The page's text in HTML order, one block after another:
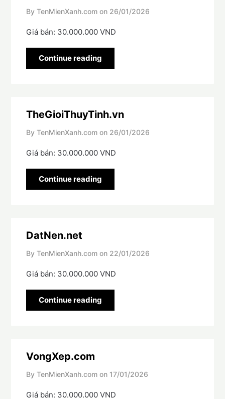
By TenMienXanh.com on 26/01/2026
Giá bán: 30.000.000 VND
Continue reading
TheGioiThuyTinh.vn
By TenMienXanh.com on 26/01/2026
Giá bán: 30.000.000 VND
Continue reading
DatNen.net
By TenMienXanh.com on 22/01/2026
Giá bán: 30.000.000 VND
Continue reading
VongXep.com
By TenMienXanh.com on 17/01/2026
Giá bán: 30.000.000 VND